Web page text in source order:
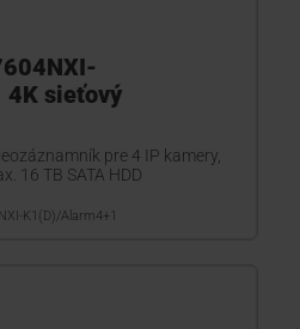
4K sieťový
pre 4 IP kamery,
16 TB SATA HDD
K1(D)/Alarm4+1